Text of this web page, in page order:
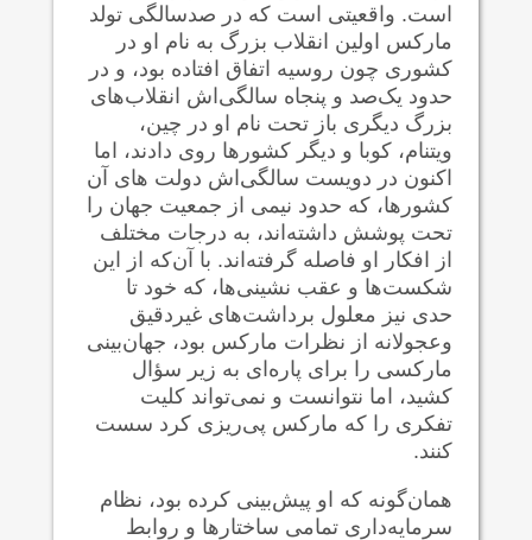
است. واقعیتی است که در صدسالگی تولد
مارکس اولین انقلاب بزرگ به نام او در
کشوری چون روسیه اتفاق افتاده بود، و در
حدود یک‌صد و پنجاه سالگی‌اش انقلاب‌های
بزرگ دیگری باز تحت نام او در چین،
ویتنام، کوبا و دیگر کشورها روی دادند، اما
اکنون در دویست سالگی‌اش دولت های آن
کشور‌ها، که حدود نیمی از جمعیت جهان را
تحت پوشش داشته‌اند، به درجات مختلف
از افکار او فاصله گرفته‌اند. با آن‌که از این
شکست‌ها و عقب نشینی‌ها، که خود تا
حدی نیز معلول برداشت‌های غیردقیق
وعجولانه از نظرات مارکس بود، جهان‌بینی
مارکسی را برای پاره‌ای به زیر سؤال
کشید، اما نتوانست و نمی‌تواند کلیت
تفکری را که مارکس پی‌ریزی کرد سست
کنند.
همان‌گونه که او پیش‌بینی کرده بود، نظام
سرمایه‌داری تمامی ساختارها و روابط